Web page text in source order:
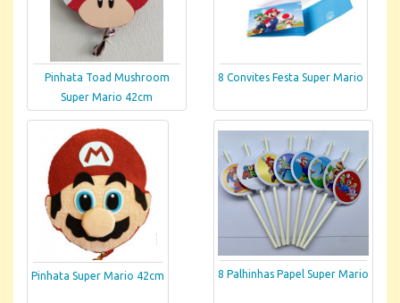
Pinhata Toad Mushroom
Super Mario 42cm
8 Convites Festa Super Mario
Pinhata Super Mario 42cm 8 Palhinhas Papel Super Mario